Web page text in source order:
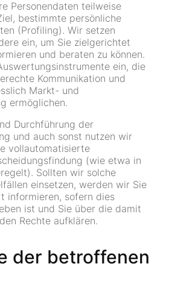
Personendaten teilweise
bestimmte persönliche
(Profiling). Wir setzen
ein, um Sie zielgerichtet
und beraten zu können.
ein, die
Kommunikation und
Markt- und
ermöglichen.
Durchführung der
und auch sonst nutzen wir
vollautomatisierte
(wie etwa in
Sollten wir solche
einsetzen, werden wir Sie
informieren, sofern dies
ist und Sie über die damit
Rechte aufklären.
der betroffenen